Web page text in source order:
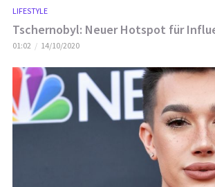
LIFESTYLE
Tschernobyl: Neuer Hotspot für
01:02 14/10/2020